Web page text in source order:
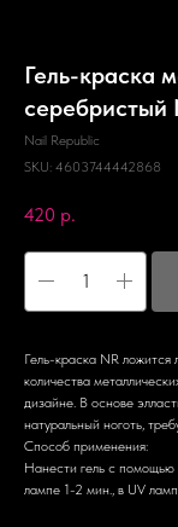
Гель-краска
серебристый
Nail Republic
SKU: 4603744442868
420 р.
Гель-краска NR ложится
количества
дизайне. В основе
натуральный ноготь,
Способ применения:
Нанести гель с помощью
лампе 1-2 мин., в UV